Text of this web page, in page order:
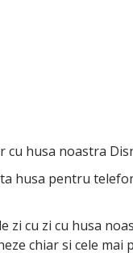
husa noastra
husa pentru
zi cu zi cu husa
chiar si cele mai